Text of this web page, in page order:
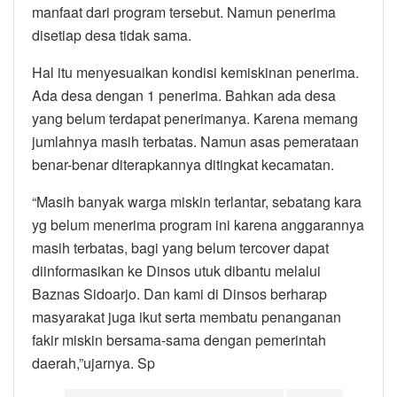
manfaat dari program tersebut. Namun penerima
disetiap desa tidak sama.
Hal itu menyesuaikan kondisi kemiskinan penerima.
Ada desa dengan 1 penerima. Bahkan ada desa
yang belum terdapat penerimanya. Karena memang
jumlahnya masih terbatas. Namun asas pemerataan
benar-benar diterapkannya ditingkat kecamatan.
“Masih banyak warga miskin terlantar, sebatang kara
yg belum menerima program ini karena anggarannya
masih terbatas, bagi yang belum tercover dapat
diinformasikan ke Dinsos utuk dibantu melalui
Baznas Sidoarjo. Dan kami di Dinsos berharap
masyarakat juga ikut serta membatu penanganan
fakir miskin bersama-sama dengan pemerintah
daerah,”ujarnya. Sp